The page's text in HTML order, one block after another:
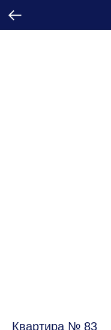
Квартира № 83